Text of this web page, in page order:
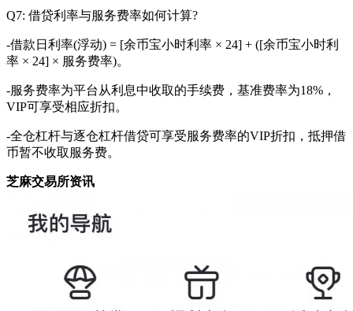
Q7: 借贷利率与服务费率如何计算?
-借款日利率(浮动) = [余币宝小时利率 × 24] + ([余币宝小时利
率 × 24] × 服务费率)。
-服务费率为平台从利息中收取的手续费，基准费率为18%，
VIP可享受相应折扣。
-全仓杠杆与逐仓杠杆借贷可享受服务费率的VIP折扣，抵押借
币暂不收取服务费。
芝麻交易所资讯